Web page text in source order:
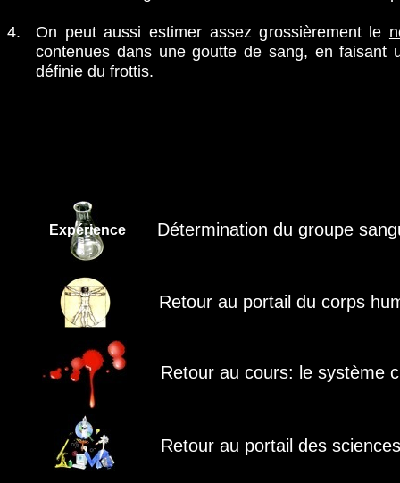
Retour au portail du corps
Retour au cours: le système
Retour au portail des sciences
4. On peut aussi estimer assez grossièrement le
contenues dans une goutte de sang, en faisant
définie du frottis.
Détermination du groupe
Expérience